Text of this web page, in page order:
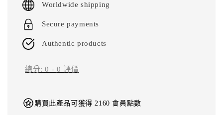
Worldwide shipping
Secure payments
Authentic products
總分:0 - 0 評價
購買此產品可獲得 2160 會員點數